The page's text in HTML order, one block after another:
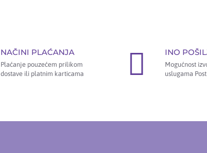
NAČINI PLAĆANJA
Plaćanje pouzećem prilikom
dostave ili platnim karticama
INO
Mogućnost
uslugama